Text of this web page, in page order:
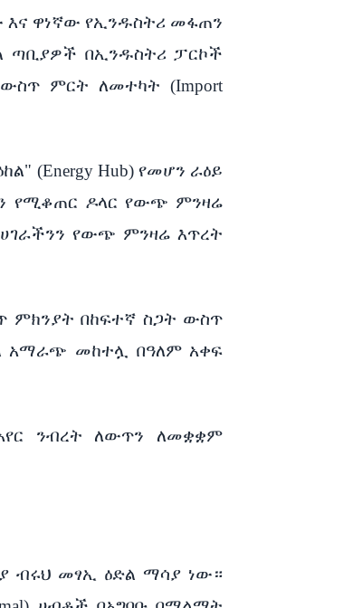
እና ዋነኛው የኢንዱስትሪ መፋጠን
ጣቢያዎች በኢንዱስትሪ ፓርኮች
ምርት ለመተካት (Import
(Energy Hub) የመሆን ራዕይ
የሚቆጠር ዶላር የውጭ ምንዛሬ
የውጭ ምንዛሬ እጥረት
ምክንያት በከፍተኛ ስጋት ውስጥ
አማራጭ መከተሏ በዓለም አቀፍ
ንብረት ለውጥን ለመቋቋም
ብሩህ መፃኢ ዕድል ማሳያ ነው።